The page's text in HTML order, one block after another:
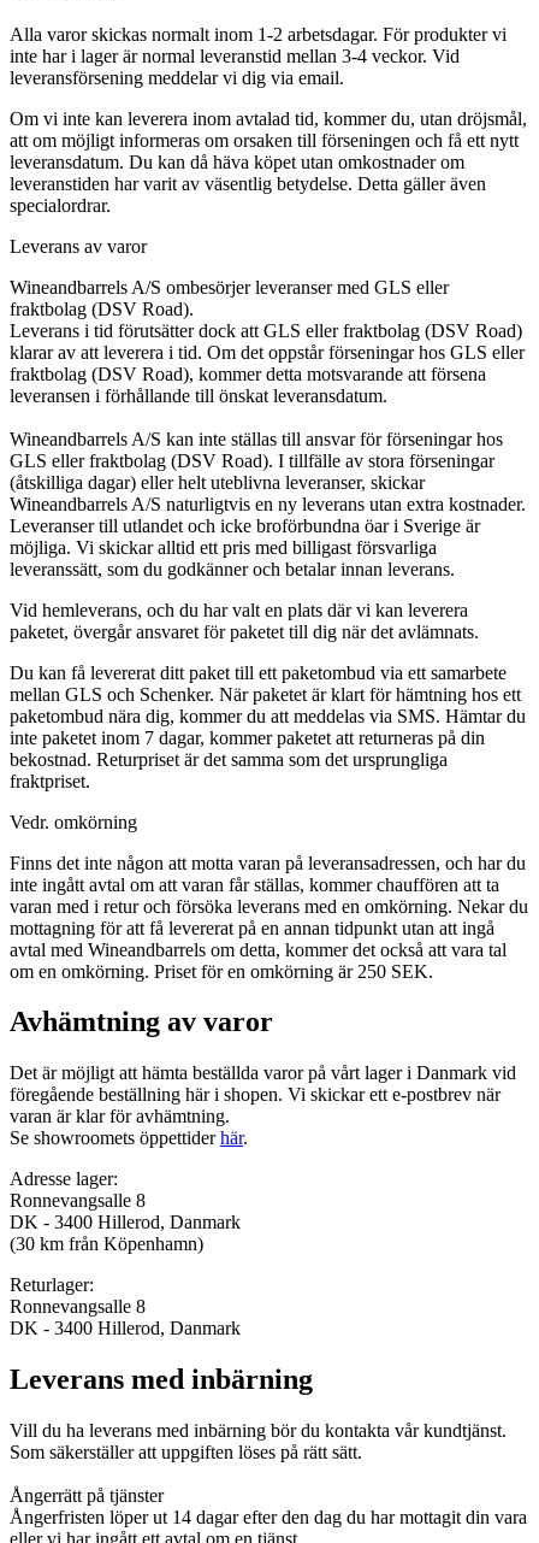
Alla varor skickas normalt inom 1-2 arbetsdagar. För produkter vi
inte har i lager är normal leveranstid mellan 3-4 veckor. Vid
leveransförsening meddelar vi dig via email.
Om vi inte kan leverera inom avtalad tid, kommer du, utan dröjsmål,
att om möjligt informeras om orsaken till förseningen och få ett nytt
leveransdatum. Du kan då häva köpet utan omkostnader om
leveranstiden har varit av väsentlig betydelse. Detta gäller även
specialordrar.
Leverans av varor
Wineandbarrels A/S ombesörjer leveranser med GLS eller
fraktbolag (DSV Road).
Leverans i tid förutsätter dock att GLS eller fraktbolag (DSV Road)
klarar av att leverera i tid. Om det oppstår förseningar hos GLS eller
fraktbolag (DSV Road), kommer detta motsvarande att försena
leveransen i förhållande till önskat leveransdatum.
Wineandbarrels A/S kan inte ställas till ansvar för förseningar hos
GLS eller fraktbolag (DSV Road). I tillfälle av stora förseningar
(åtskilliga dagar) eller helt uteblivna leveranser, skickar
Wineandbarrels A/S naturligtvis en ny leverans utan extra kostnader.
Leveranser till utlandet och icke broförbundna öar i Sverige är
möjliga. Vi skickar alltid ett pris med billigast försvarliga
leveranssätt, som du godkänner och betalar innan leverans.
Vid hemleverans, och du har valt en plats där vi kan leverera
paketet, övergår ansvaret för paketet till dig när det avlämnats.
Du kan få levererat ditt paket till ett paketombud via ett samarbete
mellan GLS och Schenker. När paketet är klart för hämtning hos ett
paketombud nära dig, kommer du att meddelas via SMS. Hämtar du
inte paketet inom 7 dagar, kommer paketet att returneras på din
bekostnad. Returpriset är det samma som det ursprungliga
fraktpriset.
Vedr. omkörning
Finns det inte någon att motta varan på leveransadressen, och har du
inte ingått avtal om att varan får ställas, kommer chauffören att ta
varan med i retur och försöka leverans med en omkörning. Nekar du
mottagning för att få levererat på en annan tidpunkt utan att ingå
avtal med Wineandbarrels om detta, kommer det också att vara tal
om en omkörning. Priset för en omkörning är 250 SEK.
Avhämtning av varor
Det är möjligt att hämta beställda varor på vårt lager i Danmark vid
föregående beställning här i shopen. Vi skickar ett e-postbrev när
varan är klar för avhämtning.
Se showroomets öppettiderhär.
Adresse lager:
Ronnevangsalle 8
DK - 3400 Hillerod, Danmark
(30 km från Köpenhamn)
Returlager:
Ronnevangsalle 8
DK - 3400 Hillerod, Danmark
Leverans med inbärning
Vill du ha leverans med inbärning bör du kontakta vår kundtjänst.
Som säkerställer att uppgiften löses på rätt sätt.
Ångerrätt på tjänster
Ångerfristen löper ut 14 dagar efter den dag du har mottagit din vara